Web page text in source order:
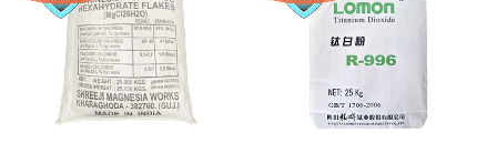
Magie Clorua – MGCL2 Dạng
Vảy Shreeji Magnesia Works
Ấn Độ India
Oxit Titan KA100 – Tio2 Trung